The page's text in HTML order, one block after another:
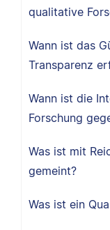
qualitative
Wann ist das
Transparenz
Wann ist die
Forschung
Was ist mit
gemeint?
Was ist ein